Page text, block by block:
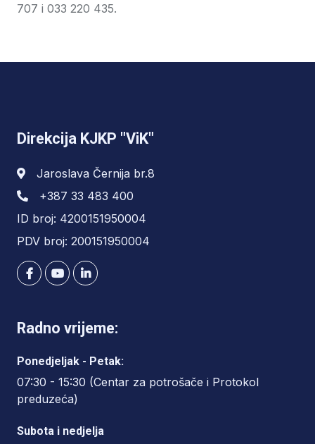
707 i 033 220 435.
Direkcija KJKP "ViK"
Jaroslava Černija br.8
+387 33 483 400
ID broj: 4200151950004
PDV broj: 200151950004
Radno vrijeme:
Ponedjeljak - Petak:
07:30 - 15:30 (Centar za potrošače i Protokol
preduzeća)
Subota i nedjelja